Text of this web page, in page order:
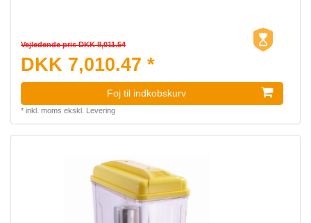
Vejledende pris DKK 8,011.54
DKK 7,010.47 *
Foj til indkobskurv
* inkl. moms ekskl. Levering